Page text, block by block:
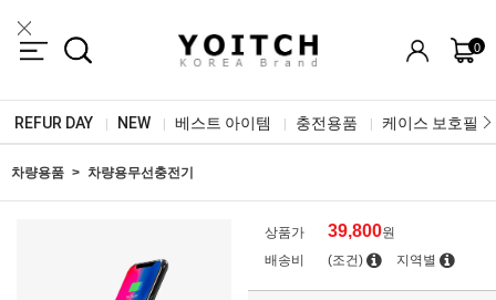
0
REFUR DAY NEW 베스트 아이템 충전용품 케이스 보호필름
차량용품 차량용무선충전기
상품가 39,800원
배송비
(조건) 지역별